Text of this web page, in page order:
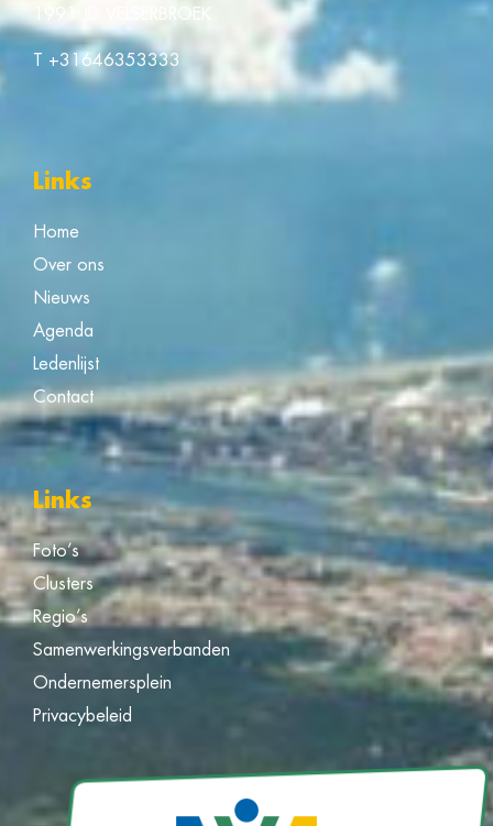
1991 JD VELSERBROEK
T +31646353333
Links
Home
Over ons
Nieuws
Agenda
Ledenlijst
Contact
Links
Foto’s
Clusters
Regio’s
Samenwerkingsverbanden
Ondernemersplein
Privacybeleid